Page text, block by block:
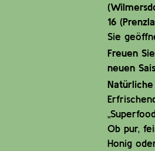
16
Sie
Freuen
neuen
Ob pur,
Honig